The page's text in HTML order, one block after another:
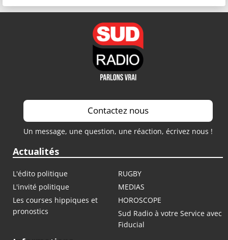
Contactez nous
Un message, une question, une réaction, écrivez nous !
Actualités
L'édito politique
RUGBY
L'invité politique
MEDIAS
Les courses hippiques et
pronostics
HOROSCOPE
Sud Radio à votre Service avec
Fiducial